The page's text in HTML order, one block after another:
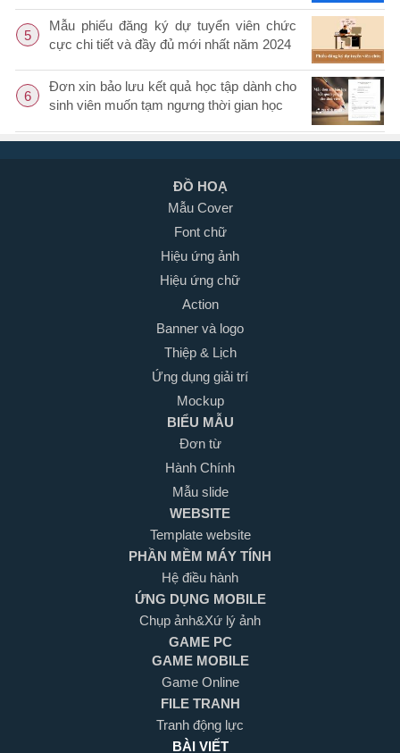
5
Mẫu phiếu đăng ký dự tuyển viên chức
cực chi tiết và đầy đủ mới nhất năm 2024
6
Đơn xin bảo lưu kết quả học tập dành cho
sinh viên muốn tạm ngưng thời gian học
ĐỒ HOẠ
Mẫu Cover
Font chữ
Hiệu ứng ảnh
Hiệu ứng chữ
Action
Banner và logo
Thiệp & Lịch
Ứng dụng giải trí
Mockup
BIỂU MẪU
Đơn từ
Hành Chính
Mẫu slide
WEBSITE
Template website
PHẦN MỀM MÁY TÍNH
Hệ điều hành
ỨNG DỤNG MOBILE
Chụp ảnh&Xứ lý ảnh
GAME PC
GAME MOBILE
Game Online
FILE TRANH
Tranh động lực
BÀI VIẾT